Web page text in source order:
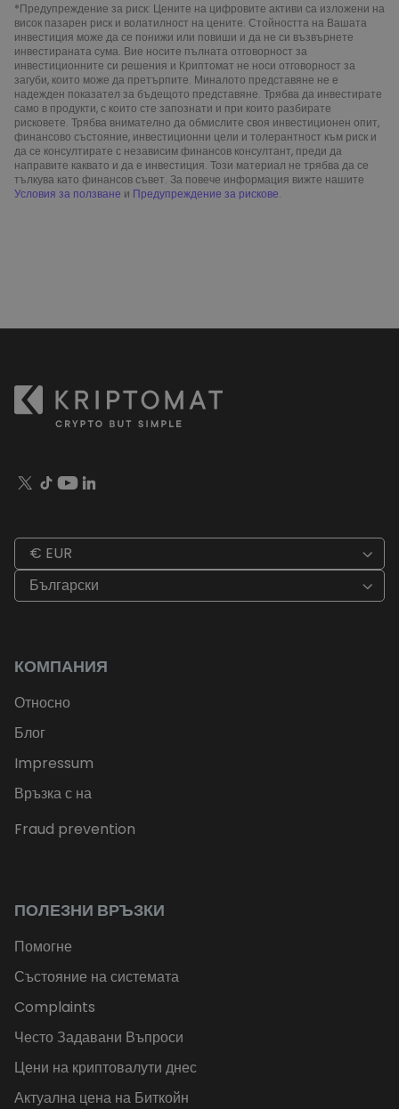
*Предупреждение за риск: Цените на цифровите активи са изложени на
висок пазарен риск и волатилност на цените. Стойността на Вашата
инвестиция може да се понижи или повиши и да не си възвърнете
инвестираната сума. Вие носите пълната отговорност за
инвестиционните си решения и Криптомат не носи отговорност за
загуби, които може да претърпите. Миналото представяне не е
надежден показател за бъдещото представяне. Трябва да инвестирате
само в продукти, с които сте запознати и при които разбирате
рисковете. Трябва внимателно да обмислите своя инвестиционен опит,
финансово състояние, инвестиционни цели и толерантност към риск и
да се консултирате с независим финансов консултант, преди да
направите каквато и да е инвестиция. Този материал не трябва да се
тълкува като финансов съвет. За повече информация вижте нашите
Условия за ползване и Предупреждение за рискове.
€ EUR
Български
КОМПАНИЯ
Относно
Блог
Impressum
Връзка с на
Fraud prevention
ПОЛЕЗНИ ВРЪЗКИ
Помогне
Състояние на системата
Complaints
Често Задавани Въпроси
Цени на криптовалути днес
Актуална цена на Биткойн